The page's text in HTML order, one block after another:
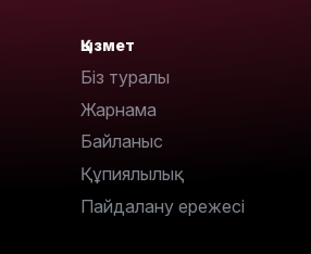
Қызмет
Біз туралы
Жарнама
Байланыс
Құпиялылық
Пайдалану ережесі